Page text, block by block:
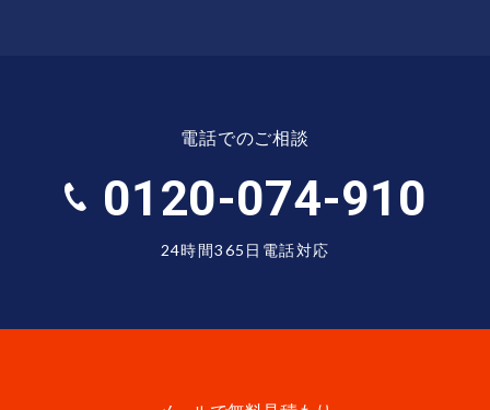
電話でのご相談
0120-074-910
24時間365日電話対応